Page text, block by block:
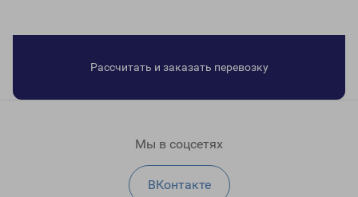
Рассчитать и заказать перевозку
Мы в соцсетях
ВКонтакте